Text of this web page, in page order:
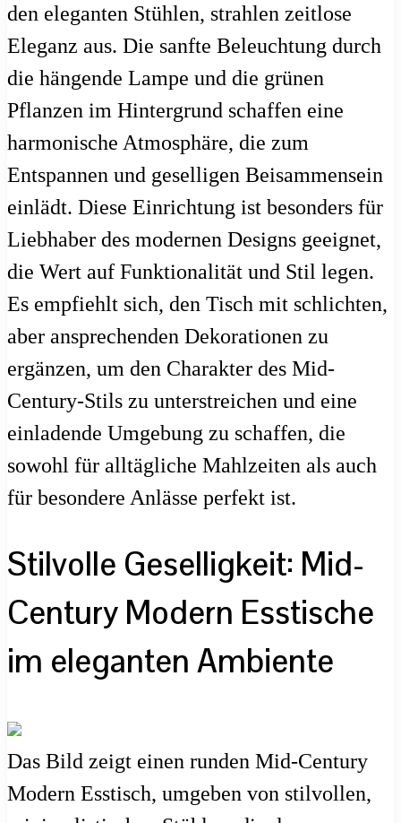
den eleganten Stühlen, strahlen zeitlose
Eleganz aus. Die sanfte Beleuchtung durch
die hängende Lampe und die grünen
Pflanzen im Hintergrund schaffen eine
harmonische Atmosphäre, die zum
Entspannen und geselligen Beisammensein
einlädt. Diese Einrichtung ist besonders für
Liebhaber des modernen Designs geeignet,
die Wert auf Funktionalität und Stil legen.
Es empfiehlt sich, den Tisch mit schlichten,
aber ansprechenden Dekorationen zu
ergänzen, um den Charakter des Mid-
Century-Stils zu unterstreichen und eine
einladende Umgebung zu schaffen, die
sowohl für alltägliche Mahlzeiten als auch
für besondere Anlässe perfekt ist.
Stilvolle Geselligkeit: Mid-
Century Modern Esstische
im eleganten Ambiente
Das Bild zeigt einen runden Mid-Century
Modern Esstisch, umgeben von stilvollen,